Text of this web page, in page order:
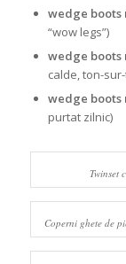
wedge
“wow legs”)
wedge boots
calde, ton-
wedge
purtat zilnic)
Twinset
Coperni ghete de